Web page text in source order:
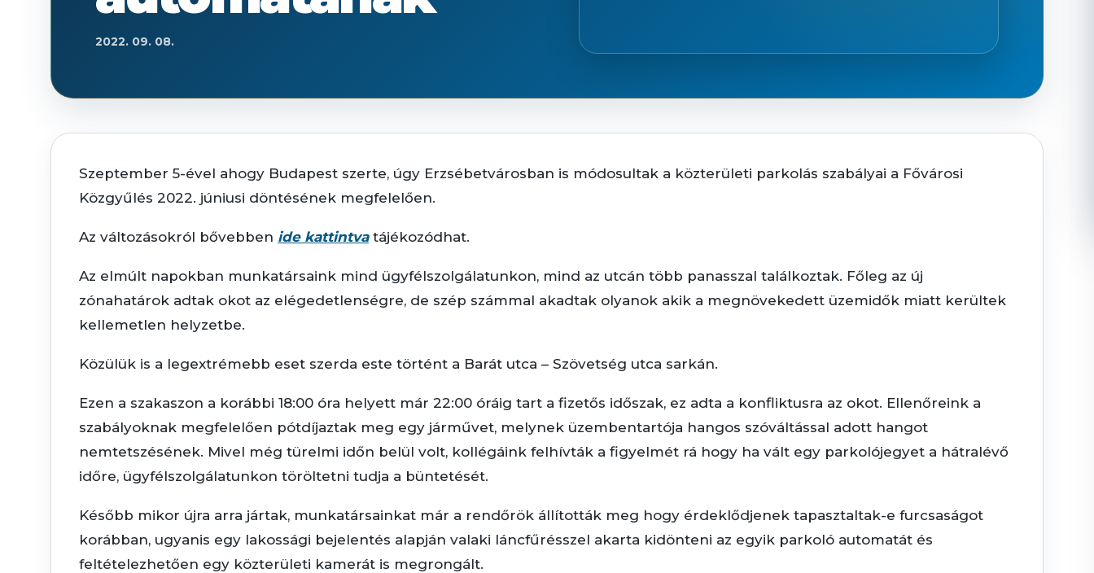
2022. 09. 08.
Szeptember 5-ével ahogy Budapest szerte, úgy Erzsébetvárosban is módosultak a közterületi parkolás szabályai a Fővárosi
Közgyűlés 2022. júniusi döntésének megfelelően.
Az változásokról bővebben ide kattintvatájékozódhat.
Az elmúlt napokban munkatársaink mind ügyfélszolgálatunkon, mind az utcán több panasszal találkoztak. Főleg az új
zónahatárok adtak okot az elégedetlenségre, de szép számmal akadtak olyanok akik a megnövekedett üzemidők miatt kerültek
kellemetlen helyzetbe.
Közülük is a legextrémebb eset szerda este történt a Barát utca – Szövetség utca sarkán.
Ezen a szakaszon a korábbi 18:00 óra helyett már 22:00 óráig tart a fizetős időszak, ez adta a konfliktusra az okot. Ellenőreink a
szabályoknak megfelelően pótdíjaztak meg egy járművet, melynek üzembentartója hangos szóváltással adott hangot
nemtetszésének. Mivel még türelmi időn belül volt, kollégáink felhívták a figyelmét rá hogy ha vált egy parkolójegyet a hátralévő
időre, ügyfélszolgálatunkon töröltetni tudja a büntetését.
Később mikor újra arra jártak, munkatársainkat már a rendőrök állították meg hogy érdeklődjenek tapasztaltak-e furcsaságot
korábban, ugyanis egy lakossági bejelentés alapján valaki láncfűrésszel akarta kidönteni az egyik parkoló automatát és
feltételezhetően egy közterületi kamerát is megrongált.